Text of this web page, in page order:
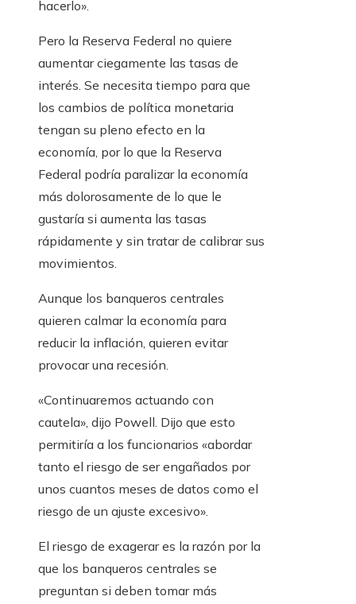
hacerlo».
Pero la Reserva Federal no quiere
aumentar ciegamente las tasas de
interés. Se necesita tiempo para que
los cambios de política monetaria
tengan su pleno efecto en la
economía, por lo que la Reserva
Federal podría paralizar la economía
más dolorosamente de lo que le
gustaría si aumenta las tasas
rápidamente y sin tratar de calibrar sus
movimientos.
Aunque los banqueros centrales
quieren calmar la economía para
reducir la inflación, quieren evitar
provocar una recesión.
«Continuaremos actuando con
cautela», dijo Powell. Dijo que esto
permitiría a los funcionarios «abordar
tanto el riesgo de ser engañados por
unos cuantos meses de datos como el
riesgo de un ajuste excesivo».
El riesgo de exagerar es la razón por la
que los banqueros centrales se
preguntan si deben tomar más